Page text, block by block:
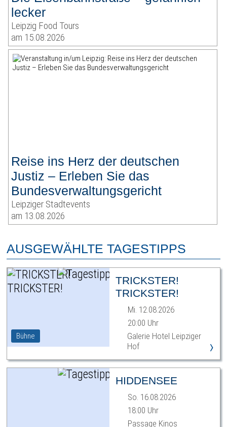
lecker
Leipzig Food Tours
am 15.08.2026
Reise ins Herz der deutschen
Justiz – Erleben Sie das
Bundesverwaltungsgericht
Leipziger Stadtevents
am 13.08.2026
AUSGEWÄHLTE TAGESTIPPS
Bühne
TRICKSTER!
TRICKSTER!
Mi. 12.08.2026
20:00 Uhr
Galerie Hotel Leipziger
Hof
›
HIDDENSEE
So. 16.08.2026
18:00 Uhr
Passage Kinos